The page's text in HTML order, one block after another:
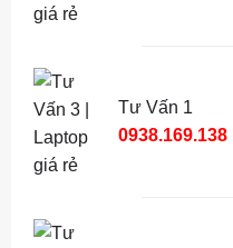
Tư Vấn 1
0938.169.138